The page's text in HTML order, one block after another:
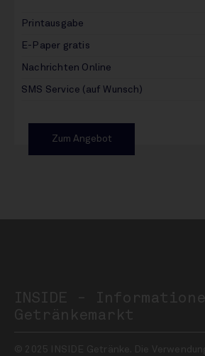
Printausgabe
E-Paper gratis
Nachrichten Online
SMS Service (auf Wunsch)
Zum Angebot
INSIDE -
Getränkemarkt
© 2025 INSIDE Getränke. Die